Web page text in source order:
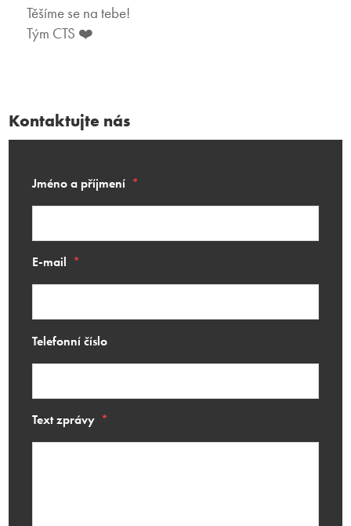
Těšíme se na tebe!
Tým CTS ❤️
Kontaktujte nás
Jméno a příjmení *
E-mail *
Telefonní číslo
Text zprávy *